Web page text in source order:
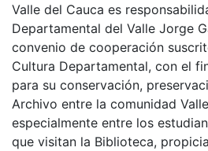
Valle del Cauca es
Departamental del Valle Jorge
convenio de cooperación
Cultura Departamental, con el
para su conservación,
Archivo entre la comunidad
especialmente entre los
que visitan la Biblioteca,